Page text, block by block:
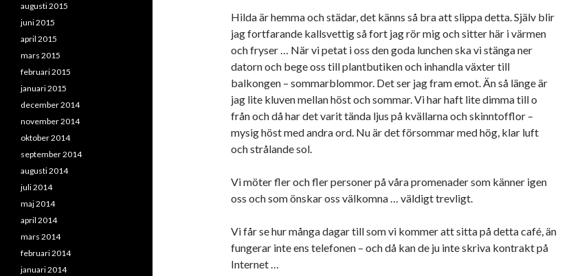
Hilda är hemma och städar, det känns så bra att slippa detta. Själv blir
jag fortfarande kallsvettig så fort jag rör mig och sitter här i värmen
och fryser … När vi petat i oss den goda lunchen ska vi stänga ner
datorn och bege oss till plantbutiken och inhandla växter till
balkongen – sommarblommor. Det ser jag fram emot. Än så länge är
jag lite kluven mellan höst och sommar. Vi har haft lite dimma till o
från och då har det varit tända ljus på kvällarna och skinntofflor –
mysig höst med andra ord. Nu är det försommar med hög, klar luft
och strålande sol.
Vi möter fler och fler personer på våra promenader som känner igen
oss och som önskar oss välkomna … väldigt trevligt.
Vi får se hur många dagar till som vi kommer att sitta på detta café, än
fungerar inte ens telefonen – och då kan de ju inte skriva kontrakt på
Internet …
augusti 2015
juni 2015
april 2015
mars 2015
februari 2015
januari 2015
december 2014
november 2014
oktober 2014
september 2014
augusti 2014
juli 2014
maj 2014
april 2014
mars 2014
februari 2014
januari 2014